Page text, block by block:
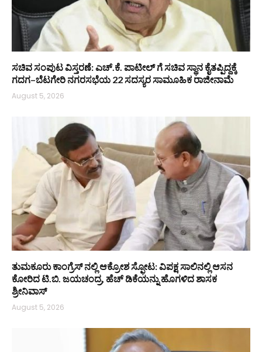
ಸಚಿವ ಸಂಪುಟ ವಿಸ್ತರಣೆ: ಎಚ್.ಕೆ. ಪಾಟೀಲ್ ಗೆ ಸಚಿವ ಸ್ಥಾನ ಕೈತಪ್ಪಿದ್ದಕ್ಕೆ
ಗದಗ–ಬೆಟಗೇರಿ ನಗರಸಭೆಯ 22 ಸದಸ್ಯರ ಸಾಮೂಹಿಕ ರಾಜೀನಾಮೆ
August 5, 2026
ತುಮಕೂರು ಕಾಂಗ್ರೆಸ್ ನಲ್ಲಿ ಆಕ್ರೋಶ ಸ್ಫೋಟ: ವಿಪಕ್ಷ ಸಾಲಿನಲ್ಲಿ ಆಸನ
ಕೋರಿದ ಟಿ.ಬಿ. ಜಯಚಂದ್ರ, ಹೆಚ್ ಡಿಕೆಯನ್ನು ಹೊಗಳಿದ ಶಾಸಕ
ಶ್ರೀನಿವಾಸ್
August 5, 2026